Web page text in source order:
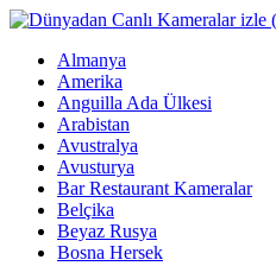
Almanya
Amerika
Anguilla Ada Ülkesi
Arabistan
Avustralya
Avusturya
Bar Restaurant Kameralar
Belçika
Beyaz Rusya
Bosna Hersek